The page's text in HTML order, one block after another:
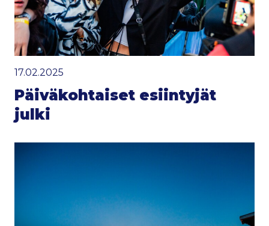
17.02.2025
Päiväkohtaiset esiintyjät
julki